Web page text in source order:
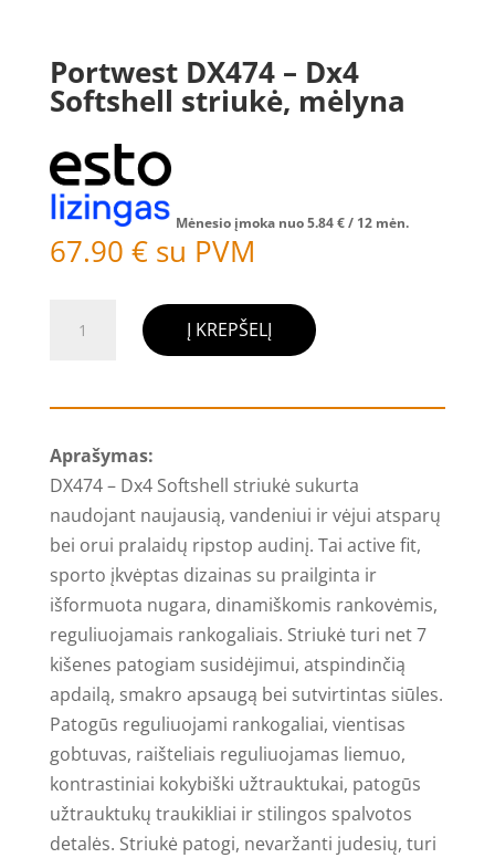
Portwest DX474 – Dx4
Softshell striukė, mėlyna
Mėnesio įmoka nuo5.84€/ 12 mėn.
67.90 € su PVM
kiekis:
DX474
Dx4
Softshell
striukė,
mėlyna
Į KREPŠELĮ
Aprašymas:
DX474 – Dx4 Softshell striukė sukurta
naudojant naujausią, vandeniui ir vėjui atsparų
bei orui pralaidų ripstop audinį. Tai active fit,
sporto įkvėptas dizainas su prailginta ir
išformuota nugara, dinamiškomis rankovėmis,
reguliuojamais rankogaliais. Striukė turi net 7
kišenes patogiam susidėjimui, atspindinčią
apdailą, smakro apsaugą bei sutvirtintas siūles.
Patogūs reguliuojami rankogaliai, vientisas
gobtuvas, raišteliais reguliuojamas liemuo,
kontrastiniai kokybiški užtrauktukai, patogūs
užtrauktukų traukikliai ir stilingos spalvotos
detalės. Striukė patogi, nevaržanti judesių, turi